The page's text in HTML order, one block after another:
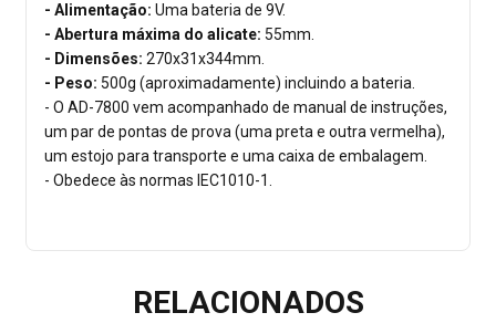
- Alimentação: Uma bateria de 9V.
- Abertura máxima do alicate: 55mm.
- Dimensões: 270x31x344mm.
- Peso: 500g (aproximadamente) incluindo a bateria.
- O AD-7800 vem acompanhado de manual de instruções,
um par de pontas de prova (uma preta e outra vermelha),
um estojo para transporte e uma caixa de embalagem.
- Obedece às normas IEC1010-1.
RELACIONADOS